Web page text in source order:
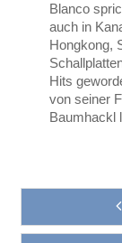
Blanco
auch in
Hongkong,
Hits
von seiner
Baumhackl